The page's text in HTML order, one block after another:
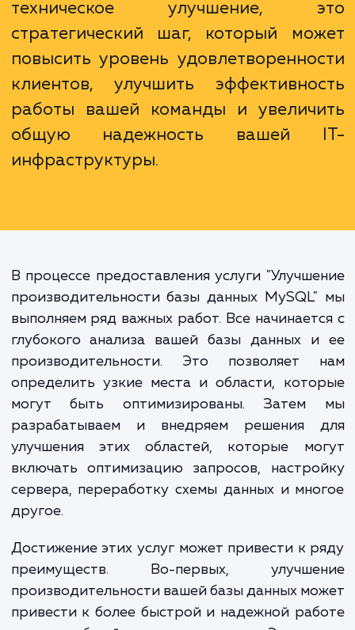
меньше мощности сервера.
Оптимизация
базы данных MySQL – это не
клиентов, улучшить
работы вашей команды и
общую надежность вашей
инфраструктуры.
В процессе предоставления услуги
производительности базы данных
глубокого анализа вашей базы данных
производительности. Это позволяет
определить узкие места и области,
могут быть оптимизированы.